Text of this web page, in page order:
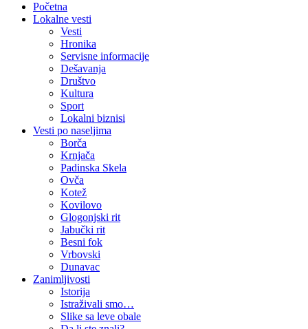
Početna
Lokalne vesti
Vesti
Hronika
Servisne informacije
Dešavanja
Društvo
Kultura
Sport
Lokalni biznisi
Vesti po naseljima
Borča
Krnjača
Padinska Skela
Ovča
Kotež
Kovilovo
Glogonjski rit
Jabučki rit
Besni fok
Vrbovski
Dunavac
Zanimljivosti
Istorija
Istraživali smo…
Slike sa leve obale